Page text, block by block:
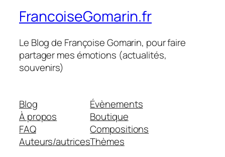
FrancoiseGomarin.fr
Le Blog de Françoise Gomarin, pour faire
partager mes émotions (actualités,
souvenirs)
Blog
À propos
FAQ
Auteurs/autrices
Évènements
Boutique
Compositions
Thèmes